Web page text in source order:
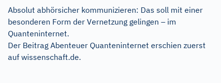
Absolut abhörsicher kommunizieren: Das soll mit einer
besonderen Form der Vernetzung gelingen – im
Quanteninternet.
Der Beitrag Abenteuer Quanteninternet erschien zuerst
auf wissenschaft.de.